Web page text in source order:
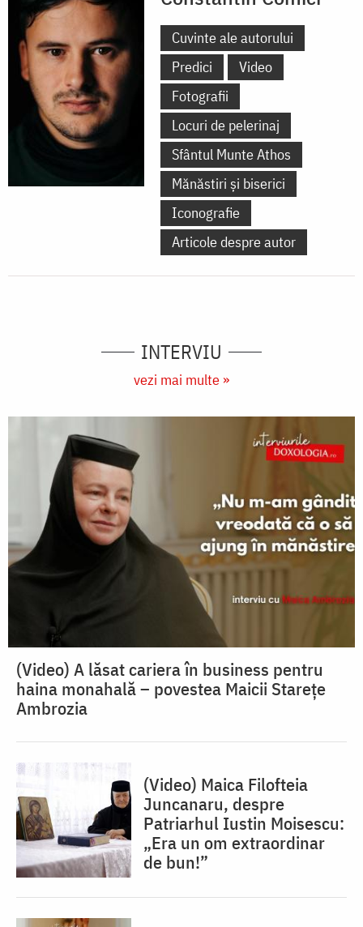
Cuvinte ale autorului
Predici
Video
Fotografii
Locuri de pelerinaj
Sfântul Munte Athos
Mănăstiri și biserici
Iconografie
Articole despre autor
INTERVIU
vezi mai multe »
(Video) A lăsat cariera în business pentru
haina monahală – povestea Maicii Starețe
Ambrozia
(Video) Maica Filofteia
Juncanaru, despre
Patriarhul Iustin Moisescu:
„Era un om extraordinar
de bun!”